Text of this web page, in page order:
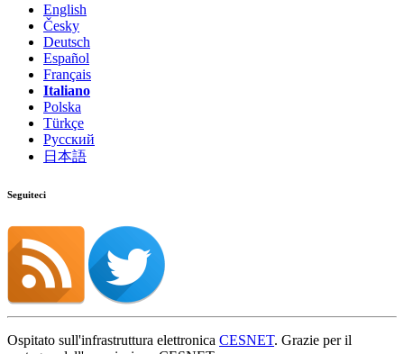
English
Česky
Deutsch
Español
Français
Italiano
Polska
Türkçe
Русский
日本語
Seguiteci
Ospitato sull'infrastruttura elettronica CESNET. Grazie per il